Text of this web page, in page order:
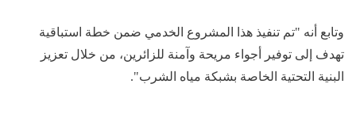
وتابع أنه "تم تنفيذ هذا المشروع الخدمي ضمن خطة استباقية
تهدف إلى توفير أجواء مريحة وآمنة للزائرين، من خلال تعزيز
البنية التحتية الخاصة بشبكة مياه الشرب".